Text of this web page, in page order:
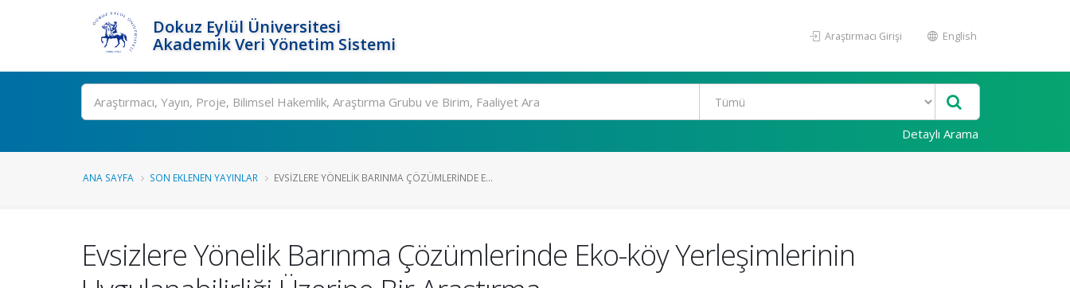
Dokuz Eylül Üniversitesi
Akademik Veri Yönetim Sistemi
Araştırmacı Girişi English
Ara
Detaylı Arama
ANA SAYFA SON EKLENEN YAYINLAR EVSIZLERE YÖNELIK BARINMA ÇÖZÜMLERINDE E...
Evsizlere Yönelik Barınma Çözümlerinde Eko-köy Yerleşimlerinin